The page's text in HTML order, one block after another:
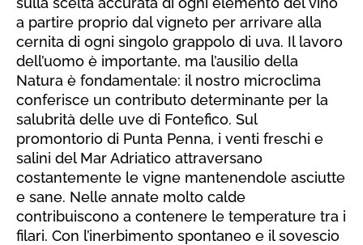
a partire proprio dal vigneto per arrivare alla
cernita di ogni singolo grappolo di uva. Il lavoro
dell’uomo è importante, ma l’ausilio della
Natura è fondamentale: il nostro microclima
conferisce un contributo determinante per la
salubrità delle uve di Fontefico. Sul
promontorio di Punta Penna, i venti freschi e
salini del Mar Adriatico attraversano
costantemente le vigne mantenendole asciutte
e sane. Nelle annate molto calde
contribuiscono a contenere le temperature tra i
filari. Con l’inerbimento spontaneo e il sovescio